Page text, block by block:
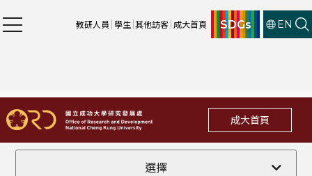
教研人員 學生 其他訪客 成大首頁 SDGs EN
成大首頁
選擇
全部